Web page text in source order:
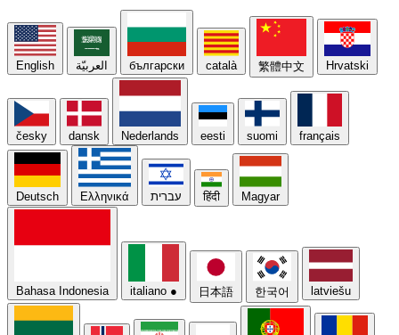
English العربيّة български català 繁體中文 Hrvatski
česky dansk Nederlands eesti suomi français
Deutsch Ελληνικά עברית हिंदी Magyar
Bahasa Indonesia italiano ● 日本語 한국어 latviešu